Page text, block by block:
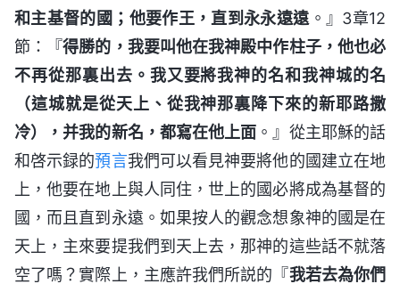
和主基督的國；他要作王，直到永永遠遠 。』3章12
節：『得勝的，我要叫他在我神殿中作柱子，他也必
不再從那裏出去。我又要將我神的名和我神城的名
（這城就是從天上、從我神那裏降下來的新耶路撒
冷），并我的新名，都寫在他上面 。』從主耶穌的話
和啓示録的預言我們可以看見神要將他的國建立在地
上，他要在地上與人同住，世上的國必將成為基督的
國，而且直到永遠。如果按人的觀念想象神的國是在
天上，主來要提我們到天上去，那神的這些話不就落
空了嗎？實際上，主應許我們所説的『我若去為你們